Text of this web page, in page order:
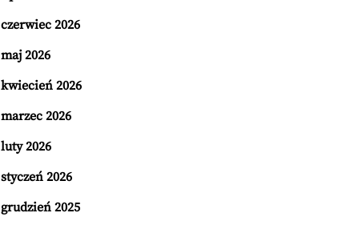
czerwiec 2026
maj 2026
kwiecień 2026
marzec 2026
luty 2026
styczeń 2026
grudzień 2025